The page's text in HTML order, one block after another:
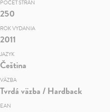
POČET STRÁN
250
ROK VYDANIA
2011
JAZYK
Čeština
VÄZBA
Tvrdá väzba / Hardback
EAN